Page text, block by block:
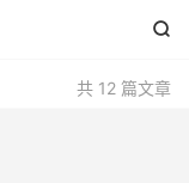

共 12 篇文章